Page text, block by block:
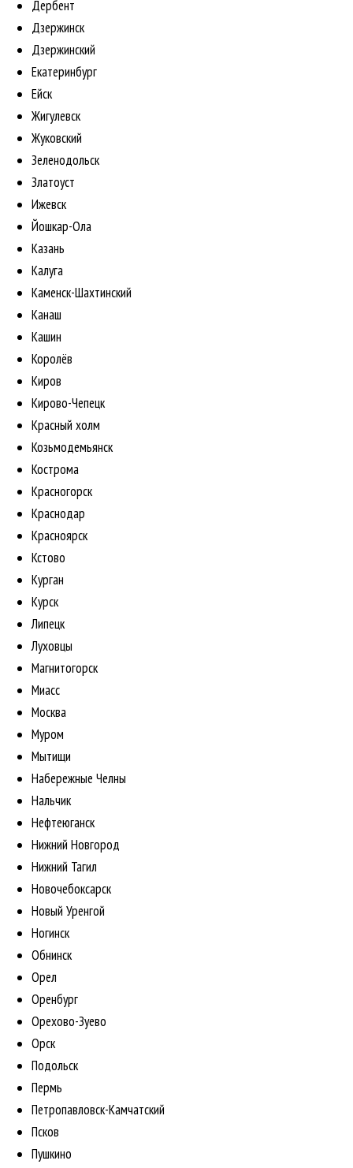
Дербент
Дзержинск
Дзержинский
Екатеринбург
Ейск
Жигулевск
Жуковский
Зеленодольск
Златоуст
Ижевск
Йошкар-Ола
Казань
Калуга
Каменск-Шахтинский
Канаш
Кашин
Королёв
Киров
Кирово-Чепецк
Красный холм
Козьмодемьянск
Кострома
Красногорск
Краснодар
Красноярск
Кстово
Курган
Курск
Липецк
Луховцы
Магнитогорск
Миасс
Москва
Муром
Мытищи
Набережные Челны
Нальчик
Нефтеюганск
Нижний Новгород
Нижний Тагил
Новочебоксарск
Новый Уренгой
Ногинск
Обнинск
Орел
Оренбург
Орехово-Зуево
Орск
Подольск
Пермь
Петропавловск-Камчатский
Псков
Пушкино